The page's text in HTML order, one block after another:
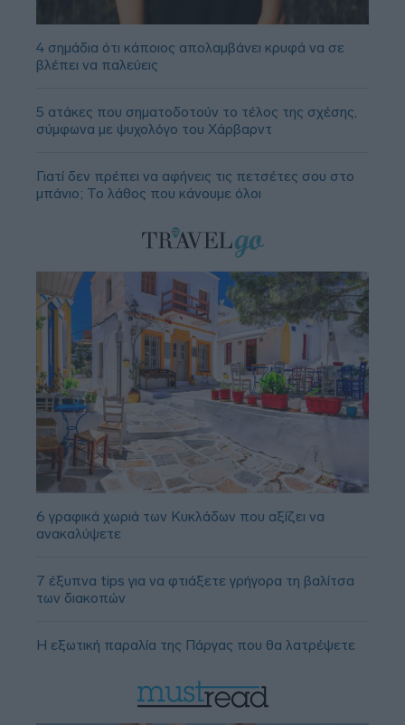
4 σημάδια ότι κάποιος απολαμβάνει κρυφά να σε
βλέπει να παλεύεις
5 ατάκες που σηματοδοτούν το τέλος της σχέσης,
σύμφωνα με ψυχολόγο του Χάρβαρντ
Γιατί δεν πρέπει να αφήνεις τις πετσέτες σου στο
μπάνιο; Το λάθος που κάνουμε όλοι
6 γραφικά χωριά των Κυκλάδων που αξίζει να
ανακαλύψετε
7 έξυπνα tips για να φτιάξετε γρήγορα τη βαλίτσα
των διακοπών
Η εξωτική παραλία της Πάργας που θα λατρέψετε